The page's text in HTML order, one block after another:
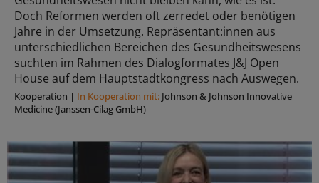
Doch Reformen werden oft zerredet oder benötigen
Jahre in der Umsetzung. Repräsentant:innen aus
unterschiedlichen Bereichen des Gesundheitswesens
suchten im Rahmen des Dialogformates J&J Open
House auf dem Hauptstadtkongress nach Auswegen.
Kooperation | In Kooperation mit: Johnson & Johnson Innovative
Medicine (Janssen-Cilag GmbH)